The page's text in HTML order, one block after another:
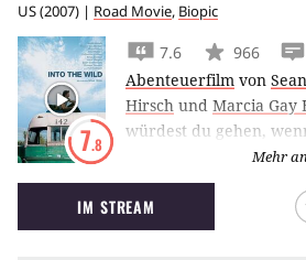
US(2007) | Road Movie, Biopic
7.8
7.6 966
Abenteuerfilm von
Hirsch und Marcia Gay
würdest du gehen,
offen stände? Emile
Weg führt: Into the Wild.
Mehr
IM STREAM